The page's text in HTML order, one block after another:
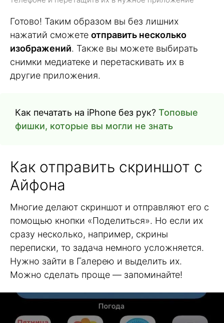
Готово! Таким образом вы без лишних
нажатий сможете отправить несколько
изображений. Также вы можете выбирать
снимки медиатеке и перетаскивать их в
другие приложения.
Как печатать на iPhone без рук? Топовые
фишки, которые вы могли не знать
Как отправить скриншот с
Айфона
Многие делают скриншот и отправляют его с
помощью кнопки «Поделиться». Но если их
сразу несколько, например, скрины
переписки, то задача немного усложняется.
Нужно зайти в Галерею и выделить их.
Можно сделать проще — запоминайте!